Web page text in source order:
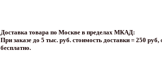
Доставка товара по Москве в пределах МКАД:
При заказе до 5 тыс. руб. стоимость доставки = 250
бесплатно.